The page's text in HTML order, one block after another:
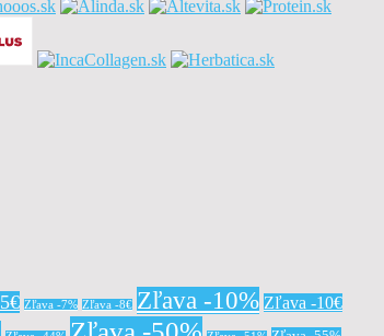
Zľava -7% Zľava -8€ Zľava -10% Zľava -10€